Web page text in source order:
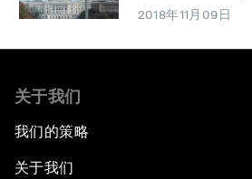
2018年11月09日
关于我们
我们的策略
关于我们